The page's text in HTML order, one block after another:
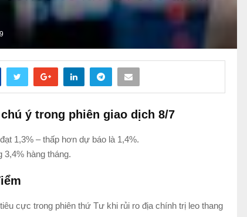
ý trong phiên giao dịch 8/7
1,3% – thấp hơn dự báo là 1,4%.
3,4% hàng tháng.
cực trong phiên thứ Tư khi rủi ro địa chính trị leo thang